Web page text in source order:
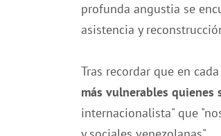
profunda angustia se
asistencia y
Tras recordar que en
más vulnerables quienes
internacionalista" que